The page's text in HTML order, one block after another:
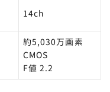
14ch
約5,030万画素
CMOS
F値 2.2